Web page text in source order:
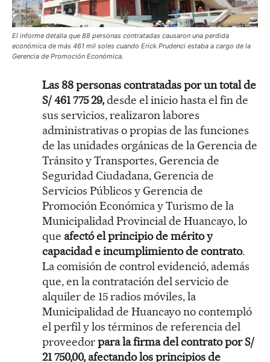
El informe detalla que 88 personas contratadas causaron una perdida
económica de más 461 mil soles cuando Erick Prudenci estaba a cargo de la
Gerencia de Promoción Económica.
Las 88 personas contratadas por un total de
S/ 461 775 29,desde el inicio hasta el fin de
sus servicios, realizaron labores
administrativas o propias de las funciones
de las unidades orgánicas de la Gerencia de
Tránsito y Transportes, Gerencia de
Seguridad Ciudadana, Gerencia de
Servicios Públicos y Gerencia de
Promoción Económica y Turismo de la
Municipalidad Provincial de Huancayo, lo
que afectó el principio de mérito y
capacidad e incumplimiento de contrato.
La comisión de control evidenció, además
que, en la contratación del servicio de
alquiler de 15 radios móviles, la
Municipalidad de Huancayo no contempló
el perfil y los términos de referencia del
proveedorpara la firma del contrato por S/
21 750,00, afectando los principios de